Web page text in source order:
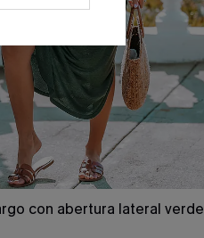
con abertura lateral verde